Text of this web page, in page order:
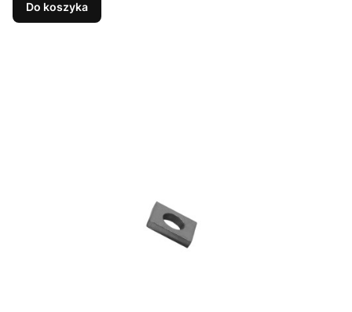
Do koszyka